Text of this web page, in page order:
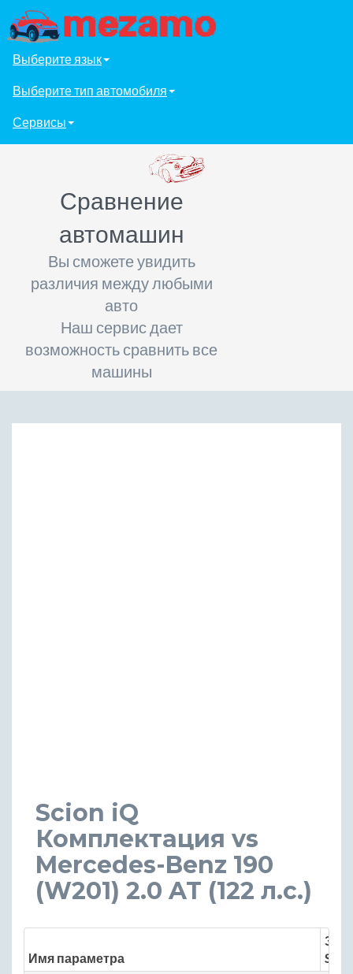
Выберите язык
Выберите тип автомобиля
Сервисы
Сравнение
автомашин
Вы сможете увидить
различия между любыми
авто
Наш сервис дает
возможность сравнить все
машины
Scion iQ
Комплектация vs
Mercedes-Benz 190
(W201) 2.0 AT (122 л.с.)
Имя параметра